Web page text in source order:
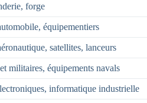
forge
équipementiers
satellites, lanceurs
militaires, équipements navals
informatique industrielle